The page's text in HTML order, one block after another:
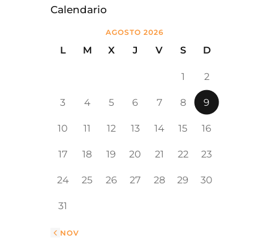
Calendario
AGOSTO 2026
L M X J V S D
1 2
3 4 5 6 7 8 9
10 11 12 13 14 15 16
17 18 19 20 21 22 23
24 25 26 27 28 29 30
31
« NOV